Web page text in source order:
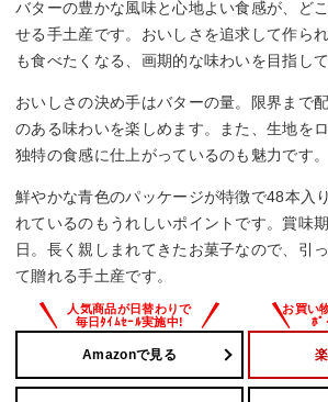
バターの豊かな風味と心地よい食感が、ど
せる手土産です。おいしさを追求して作ら
も食べたくなる、画期的な味わいを目指し
おいしさの決め手はバターの量。限界まで
のある味わいを楽しめます。また、生地を
独特の食感に仕上がっているのも魅力です。
鮮やかな青色のパッケージが特徴で48本入
れているのもうれしいポイントです。賞味
日。長く親しまれてきたお菓子なので、引
て贈れる手土産です。
Amazonで見る